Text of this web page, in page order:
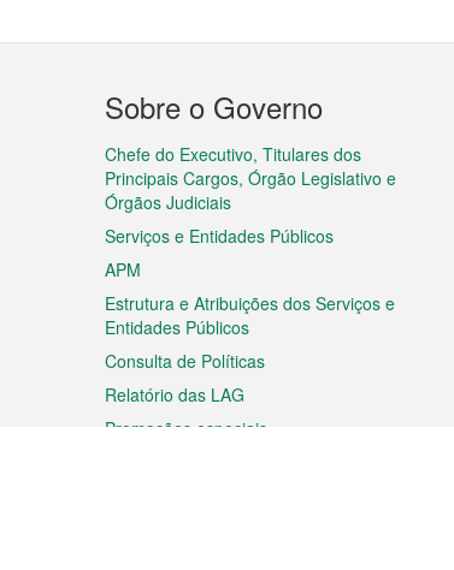
Menu
do
rodapé
Sobre o Governo
Chefe do Executivo, Titulares dos
Principais Cargos, Órgão Legislativo e
Órgãos Judiciais
Serviços e Entidades Públicos
APM
Estrutura e Atribuições dos Serviços e
Entidades Públicos
Consulta de Políticas
Relatório das LAG
Promoções especiais